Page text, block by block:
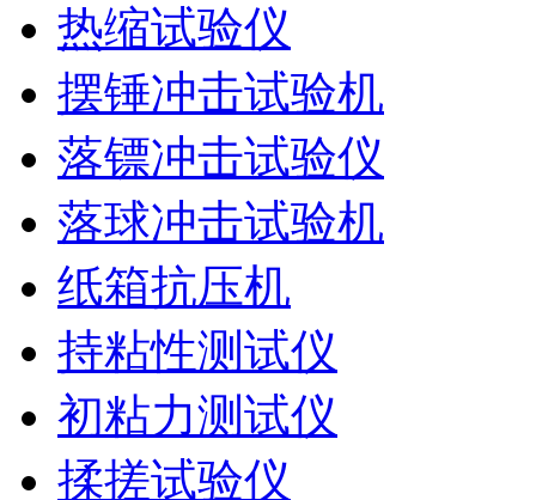
热缩试验仪
摆锤冲击试验机
落镖冲击试验仪
落球冲击试验机
纸箱抗压机
持粘性测试仪
初粘力测试仪
揉搓试验仪